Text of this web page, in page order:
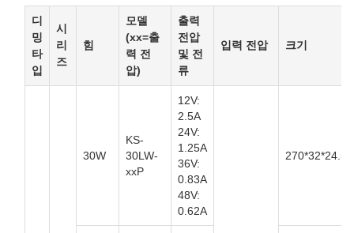
디
밍
타
입
시
리
즈
힘
모델
(xx=출
력 전
압)
출력
전압
및 전
류
입력 전압 크기
30W
KS-
30LW-
xxP
12V:
2.5A
24V:
1.25A
36V:
0.83A
48V:
0.62A